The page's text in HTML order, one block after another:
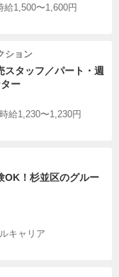
給1,500〜1,600円
ション
スタッフ／パート・週
ー
時給1,230〜1,230円
OK！杉並区のグルー
キャリア